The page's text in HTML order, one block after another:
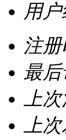
用
注
最
上
上